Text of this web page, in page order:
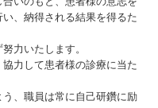
、納得される結果を得るた
力いたします。
力して患者様の診療に当た
、職員は常に自己研鑽に励